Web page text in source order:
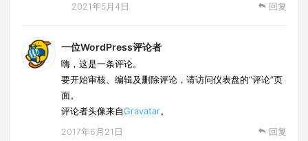
2021年5月4日 回复
一位WordPress评论者
嗨，这是一条评论。
要开始审核、编辑及删除评论，请访问仪表盘的“评论”页
面。
评论者头像来自Gravatar。
2017年6月21日 回复